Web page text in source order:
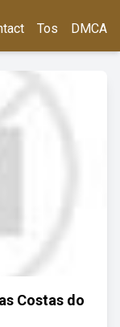
Tos DMCA
Costas do